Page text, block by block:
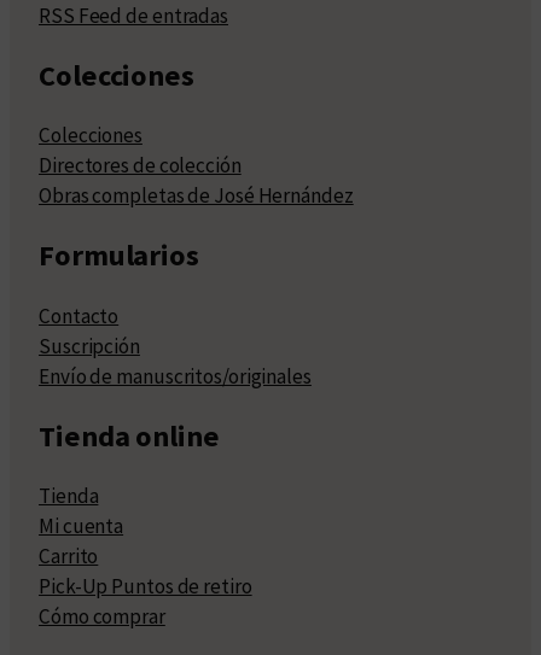
RSS Feed de entradas
Colecciones
Colecciones
Directores de colección
Obras completas de José Hernández
Formularios
Contacto
Suscripción
Envío de manuscritos/originales
Tienda online
Tienda
Mi cuenta
Carrito
Pick-Up Puntos de retiro
Cómo comprar